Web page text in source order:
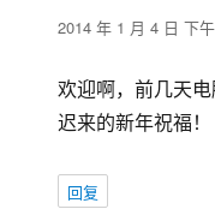
道：
2014 年 1 月 4 日 下
欢迎啊，前几天
迟来的新年祝福！
回复